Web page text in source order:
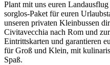
Plant mit uns euren
sorglos-Paket für euren
unseren privaten Kleinbussen
Civitavecchia nach Rom und
Eintrittskarten und garantieren
für Groß und Klein, mit
Spaß.